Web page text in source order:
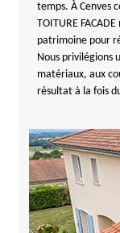
temps. À Cenves
TOITURE
patrimoine pour
Nous privilégions
matériaux, aux
résultat à la fois